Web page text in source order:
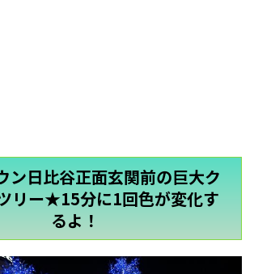
ン日比谷正面玄関前の巨大ク
リー★15分に1回色が変化す
るよ！